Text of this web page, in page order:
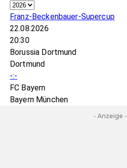
Franz-Beckenbauer-Supercup
22.08.2026
20:30
Borussia Dortmund
Dortmund
-:-
FC Bayern
Bayern München
- Anzeige -